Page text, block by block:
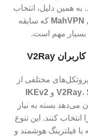
همین دلیل، انتخاب
MahVPN که سابقه
بسیار مهم است.
پروتکل‌های مختلفی از
V2Ray، و IKEv2
می‌دهد بسته به نیاز
کنند. این تنوع
فیلترینگ هوشمند و